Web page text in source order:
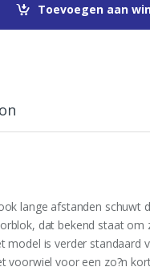
Toevoegen aan
lange afstanden schuwt
dat bekend staat om
model is verder standaard
voorwiel voor een zo?n